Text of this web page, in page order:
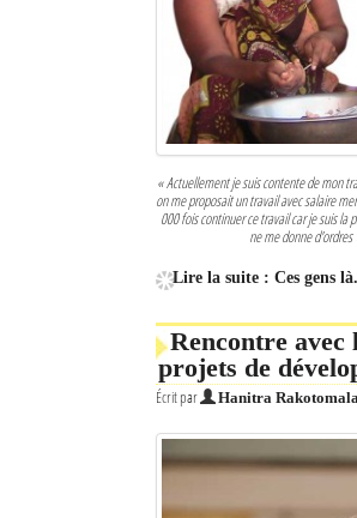
« Actuellement je suis contente de mon
on me proposait un travail avec salaire
000 fois continuer ce travail car je suis la
ne me donne d'ordres
Lire la suite : Ces gens
Rencontre avec
projets de
Écrit par Hanitra